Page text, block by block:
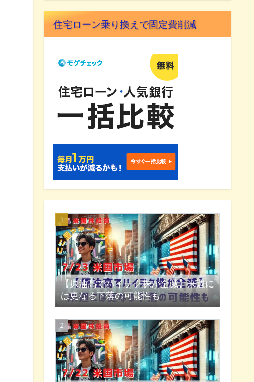
住宅ローン乗り換えで固定費削減
【原油高でハイテク株が全滅】来週に
は更なる下落の可能性も